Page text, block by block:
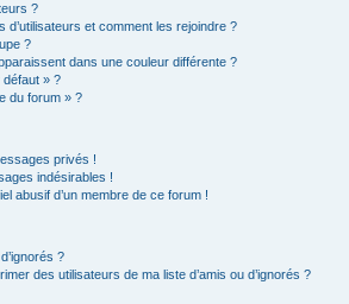
?
et comment les rejoindre ?
?
dans une couleur différente ?
défaut » ?
du forum » ?
privés !
indésirables !
abusif d’un membre de ce forum !
?
des utilisateurs de ma liste d’amis ou d’ignorés ?